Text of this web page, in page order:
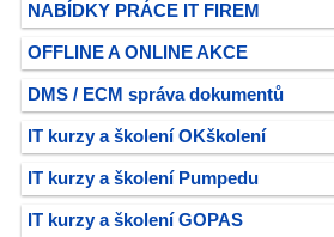
NABÍDKY PRÁCE IT FIREM
OFFLINE A ONLINE AKCE
DMS / ECM správa dokumentů
IT kurzy a školení OKškolení
IT kurzy a školení Pumpedu
IT kurzy a školení GOPAS